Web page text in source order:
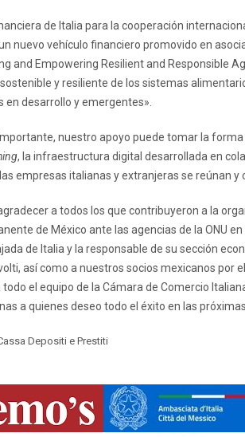
de Italia para la cooperación
nuevo vehículo financiero promovido en
and Empowering Resilient and Responsible
y resiliente de los sistemas
desarrollo y emergentes».
nuestro apoyo puede tomar la
, la infraestructura digital desarrollada en
empresas italianas y extranjeras se reúnan y
a todos los que contribuyeron a la
de México ante las agencias de la ONU
de Italia y la responsable de su sección
así como a nuestros socios mexicanos por
el equipo de la Cámara de Comercio
a quienes deseo todo el éxito en las
Depositi e Prestiti